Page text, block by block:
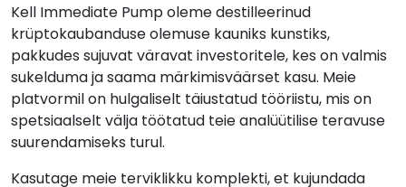
Kell Immediate Pump oleme destilleerinud
krüptokaubanduse olemuse kauniks kunstiks,
pakkudes sujuvat väravat investoritele, kes on valmis
sukelduma ja saama märkimisväärset kasu. Meie
platvormil on hulgaliselt täiustatud tööriistu, mis on
spetsiaalselt välja töötatud teie analüütilise teravuse
suurendamiseks turul.
Kasutage meie terviklikku komplekti, et kujundada